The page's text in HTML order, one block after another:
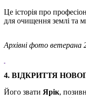
Це історія про
для очищення землі та
Архівні фото ветерана
4. ВІДКРИТТЯ
Його звати Ярік,